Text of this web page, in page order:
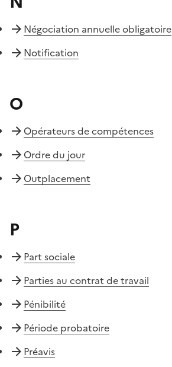
Négociation annuelle obligatoire
Notification
O
Opérateurs de compétences
Ordre du jour
Outplacement
P
Part sociale
Parties au contrat de travail
Pénibilité
Période probatoire
Préavis